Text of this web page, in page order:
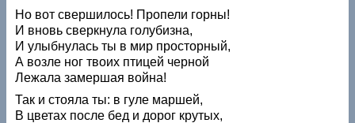
Но вот свершилось! Пропели горны!
И вновь сверкнула голубизна,
И улыбнулась ты в мир просторный,
А возле ног твоих птицей черной
Лежала замершая война!
Так и стояла ты: в гуле маршей,
В цветах после бед и дорог крутых,